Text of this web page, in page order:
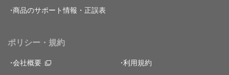
商品のサポート情報・正誤表
ポリシー・規約
会社概要 利用規約